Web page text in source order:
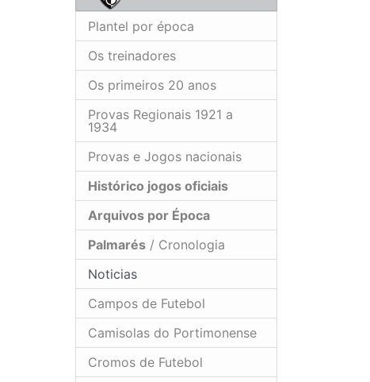
Plantel por época
Os treinadores
Os primeiros 20 anos
Provas Regionais 1921 a
1934
Provas e Jogos nacionais
Histórico jogos oficiais
Arquivos por Época
Palmarés / Cronologia
Noticias
Campos de Futebol
Camisolas do Portimonense
Cromos de Futebol